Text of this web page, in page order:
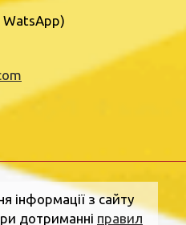
WatsApp)
інформації з сайту
дотриманні правил